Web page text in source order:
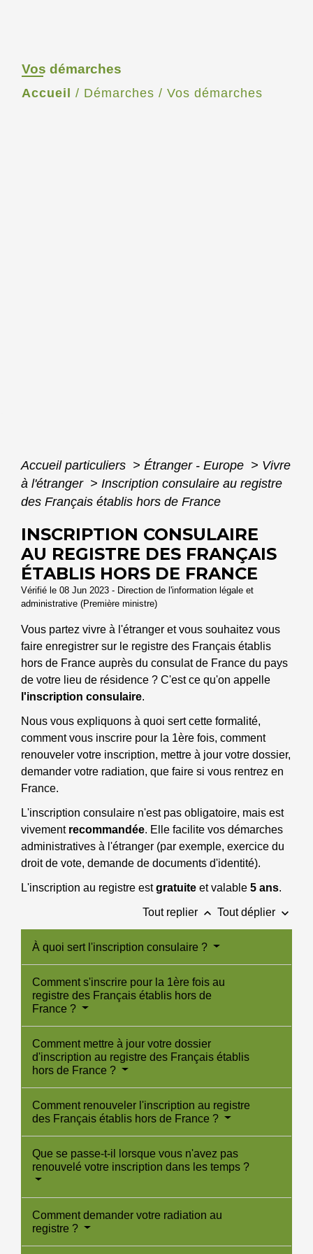
Vos démarches
Accueil / Démarches / Vos démarches
Accueil particuliers > Étranger - Europe > Vivre
à l'étranger > Inscription consulaire au registre
des Français établis hors de France
INSCRIPTION CONSULAIRE
AU REGISTRE DES FRANÇAIS
ÉTABLIS HORS DE FRANCE
Vérifié le 08 Jun 2023 - Direction de l'information légale et
administrative (Première ministre)
Vous partez vivre à l'étranger et vous souhaitez vous
faire enregistrer sur le registre des Français établis
hors de France auprès du consulat de France du pays
de votre lieu de résidence ? C'est ce qu'on appelle
l'inscription consulaire.
Nous vous expliquons à quoi sert cette formalité,
comment vous inscrire pour la 1ère fois, comment
renouveler votre inscription, mettre à jour votre dossier,
demander votre radiation, que faire si vous rentrez en
France.
L'inscription consulaire n'est pas obligatoire, mais est
vivement recommandée. Elle facilite vos démarches
administratives à l'étranger (par exemple, exercice du
droit de vote, demande de documents d'identité).
L'inscription au registre estgratuite et valable 5 ans.
Tout replier keyboard_arrow_up Tout déplier keyboard_arrow_down
À quoi sert l'inscription consulaire ?
Comment s'inscrire pour la 1ère fois au
registre des Français établis hors de
France ?
Comment mettre à jour votre dossier
d'inscription au registre des Français établis
hors de France ?
Comment renouveler l'inscription au registre
des Français établis hors de France ?
Que se passe-t-il lorsque vous n'avez pas
renouvelé votre inscription dans les temps ?
Comment demander votre radiation au
registre ?